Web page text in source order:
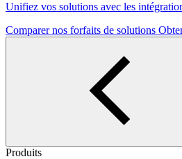
Unifiez vos solutions avec les
Comparer nos forfaits de solutions
Produits